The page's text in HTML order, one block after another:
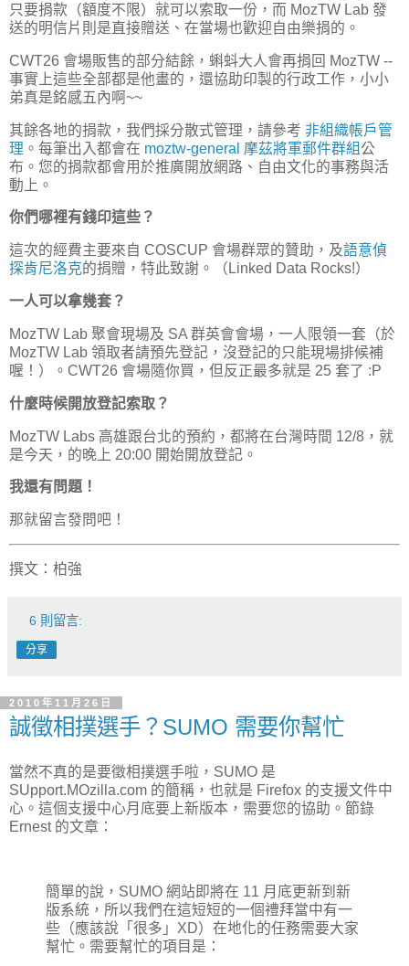
只要捐款（額度不限）就可以索取一份，而 MozTW Lab 發
送的明信片則是直接贈送、在當場也歡迎自由樂捐的。
CWT26 會場販售的部分結餘，蝌蚪大人會再捐回 MozTW --
事實上這些全部都是他畫的，還協助印製的行政工作，小小
弟真是銘感五內啊~~
其餘各地的捐款，我們採分散式管理，請參考 非組織帳戶管
理 。每筆出入都會在 moztw-general 摩茲將軍郵件群組公
布。您的捐款都會用於推廣開放網路、自由文化的事務與活
動上。
你們哪裡有錢印這些？
這次的經費主要來自 COSCUP 會場群眾的贊助，及語意偵
探肯尼洛克的捐贈，特此致謝。（Linked Data Rocks!）
一人可以拿幾套？
MozTW Lab 聚會現場及 SA 群英會會場，一人限領一套（於
MozTW Lab 領取者請預先登記，沒登記的只能現場排候補
喔！）。CWT26 會場隨你買，但反正最多就是 25 套了 :P
什麼時候開放登記索取？
MozTW Labs 高雄跟台北的預約，都將在台灣時間 12/8，就
是今天，的晚上 20:00 開始開放登記。
我還有問題！
那就留言發問吧！
撰文：柏強
6 則留言:
分享
2010年11月26日
誠徵相撲選手？SUMO 需要你幫忙
當然不真的是要徵相撲選手啦，SUMO 是
SUpport.MOzilla.com 的簡稱，也就是 Firefox 的支援文件中
心。這個支援中心月底要上新版本，需要您的協助。節錄
Ernest 的文章：
簡單的說，SUMO 網站即將在 11 月底更新到新
版系統，所以我們在這短短的一個禮拜當中有一
些（應該說「很多」XD）在地化的任務需要大家
幫忙。需要幫忙的項目是：